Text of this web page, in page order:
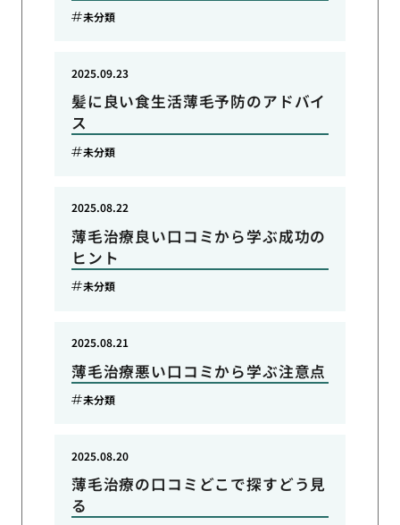
未分類
髪に良い食生活薄毛予防のアドバイ
ス
2025.09.23
未分類
薄毛治療良い口コミから学ぶ成功の
ヒント
2025.08.22
未分類
薄毛治療悪い口コミから学ぶ注意点
2025.08.21
未分類
薄毛治療の口コミどこで探すどう見
る
2025.08.20